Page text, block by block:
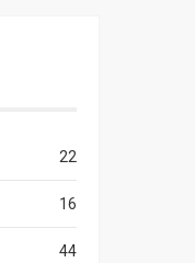
22
16
44